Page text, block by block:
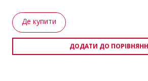
Де купити
ДОДАТИ ДО